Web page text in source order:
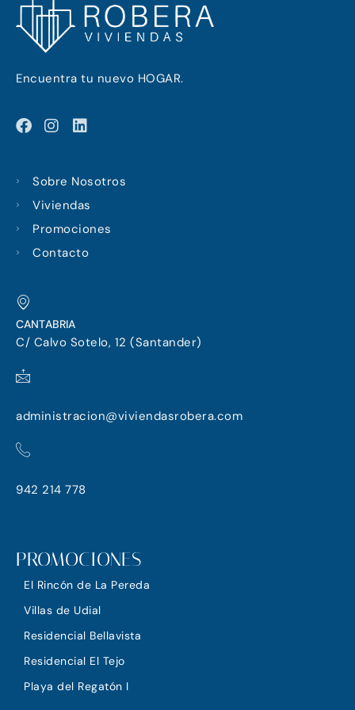
Encuentra tu nuevo HOGAR.
F
b
I
a
g
a
m
L
k
e
d
i
n
Sobre Nosotros
Viviendas
Promociones
Contacto
CANTABRIA
C/ Calvo Sotelo, 12 (Santander)
administracion@viviendasrobera.com
942 214 778
PROMOCIONES
El Rincón de La Pereda
Villas de Udial
Residencial Bellavista
Residencial El Tejo
Playa del Regatón I